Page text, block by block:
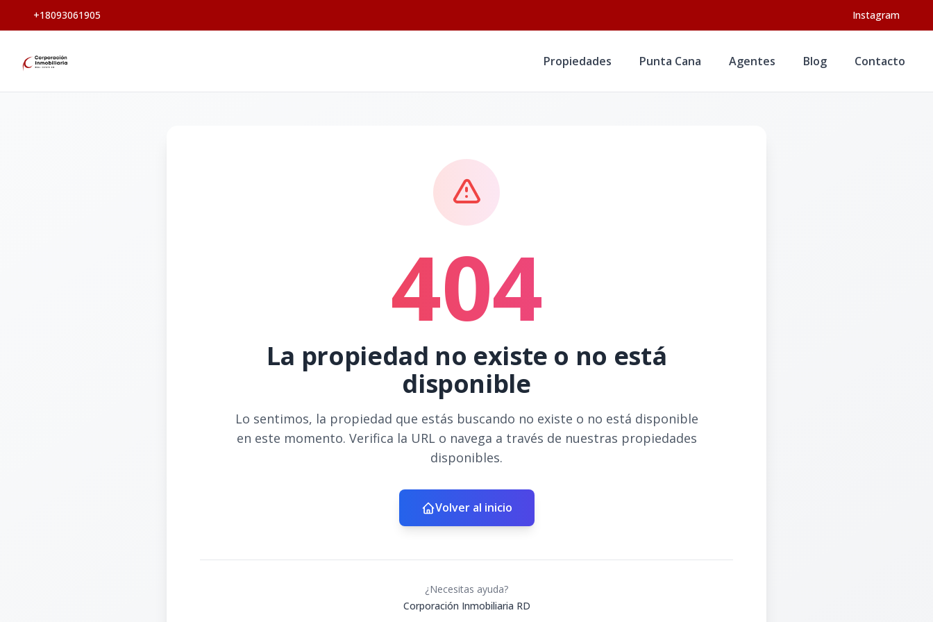
+18093061905 Instagram
Propiedades Punta Cana Agentes Blog Contacto
404
La propiedad no existe o no está
disponible
Lo sentimos, la propiedad que estás buscando no existe o no está disponible
en este momento. Verifica la URL o navega a través de nuestras propiedades
disponibles.
Volver al inicio
¿Necesitas ayuda?
Corporación Inmobiliaria RD